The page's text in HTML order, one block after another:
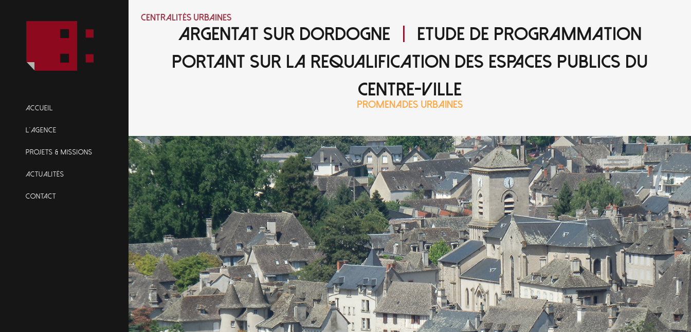
ACCUEIL
L’AGENCE
PROJETS & MISSIONS
ACTUALITÉS
CONTACT
Centralités urbaines
ARGENTAT SUR DORDOGNE
ETUDE DE PROGRAMMATION
PORTANT SUR LA REQUALIFICATION DES ESPACES PUBLICS DU
CENTRE-VILLE
PROMENADES URBAINES